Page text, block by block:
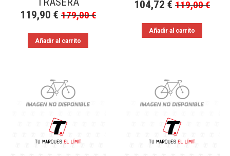
119,90 € 179,00€
Añadir al carrito
104,72 € 119,00€
Añadir al carrito